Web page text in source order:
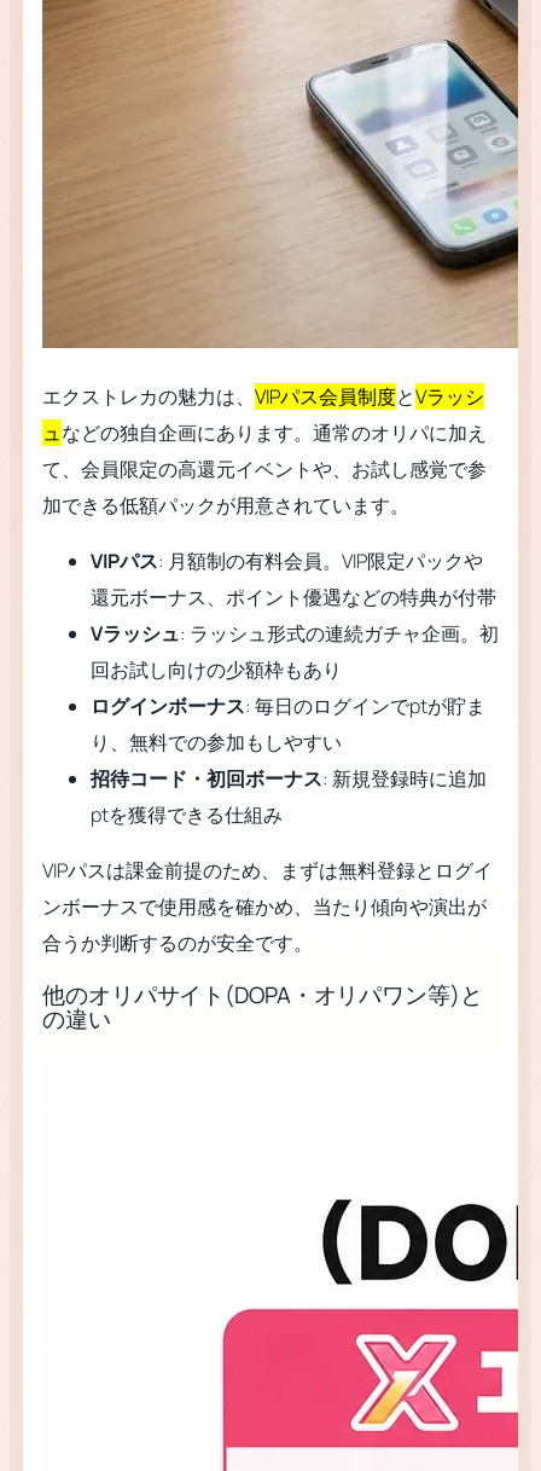
エクストレカの魅力は、 VIPパス会員制度とVラッシ
ュなどの独自企画にあります。通常のオリパに加え
て、会員限定の高還元イベントや、お試し感覚で参
加できる低額パックが用意されています。
VIPパス: 月額制の有料会員。VIP限定パックや
還元ボーナス、ポイント優遇などの特典が付帯
Vラッシュ: ラッシュ形式の連続ガチャ企画。初
回お試し向けの少額枠もあり
ログインボーナス: 毎日のログインでptが貯ま
り、無料での参加もしやすい
招待コード・初回ボーナス: 新規登録時に追加
ptを獲得できる仕組み
VIPパスは課金前提のため、まずは無料登録とログイ
ンボーナスで使用感を確かめ、当たり傾向や演出が
合うか判断するのが安全です。
他のオリパサイト(DOPA・オリパワン等)と
の違い